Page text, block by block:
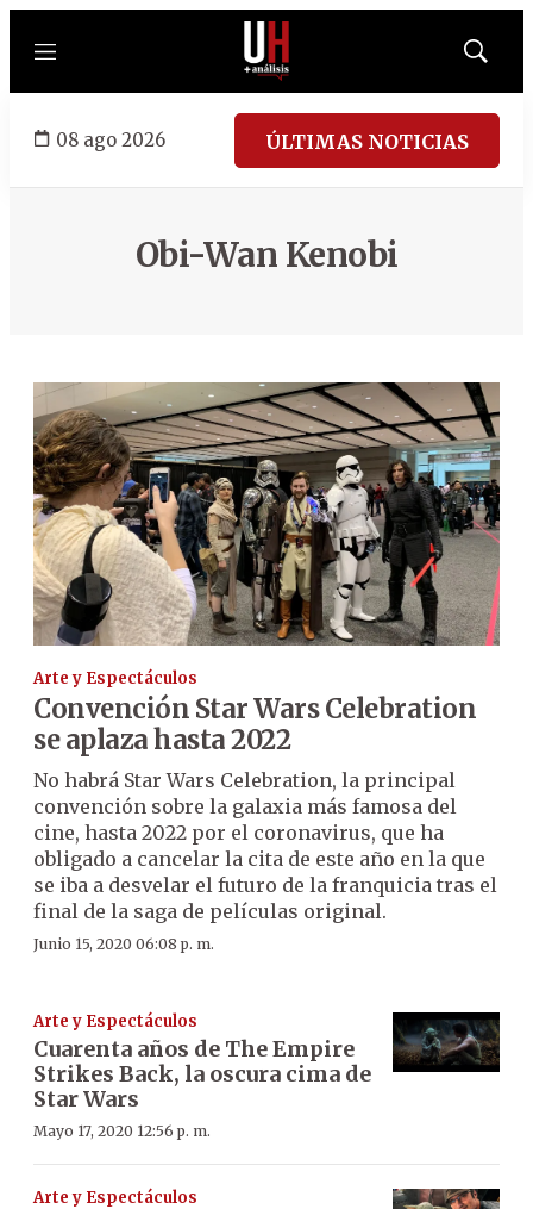
Menú
Mostrar
08 ago 2026 ÚLTIMAS NOTICIAS
Obi-Wan Kenobi
Arte y Espectáculos
Convención Star Wars Celebration
se aplaza hasta 2022
No habrá Star Wars Celebration, la principal
convención sobre la galaxia más famosa del
cine, hasta 2022 por el coronavirus, que ha
obligado a cancelar la cita de este año en la que
se iba a desvelar el futuro de la franquicia tras el
final de la saga de películas original.
Junio 15, 2020 06:08 p. m.
Arte y Espectáculos
Cuarenta años de The Empire
Strikes Back, la oscura cima de
Star Wars
Mayo 17, 2020 12:56 p. m.
Arte y Espectáculos